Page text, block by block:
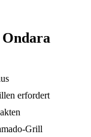
erfordert
Grill